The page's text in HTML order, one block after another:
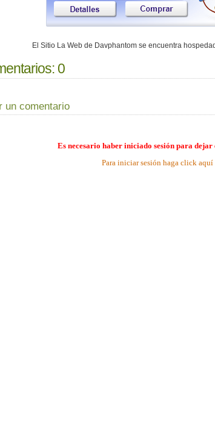
El Sitio La Web de Davphantom se encuentra
0
un comentario
Es necesario haber iniciado sesión para
Para iniciar sesión haga click aquí